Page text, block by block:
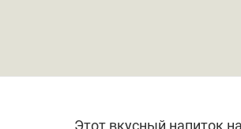
Этот вкусный напиток